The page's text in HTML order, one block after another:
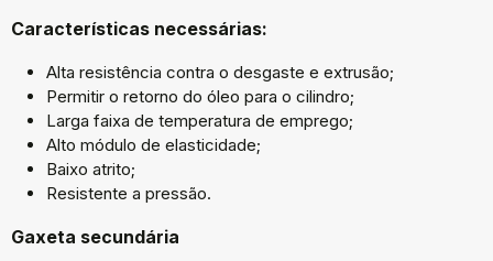
Características necessárias:
Alta resistência contra o desgaste e extrusão;
Permitir o retorno do óleo para o cilindro;
Larga faixa de temperatura de emprego;
Alto módulo de elasticidade;
Baixo atrito;
Resistente a pressão.
Gaxeta secundária